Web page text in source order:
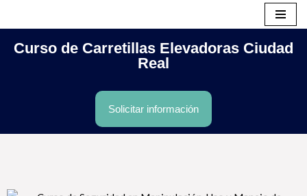
al
Curso de Carretillas Elevadoras Ciudad
Real
Solicitar información